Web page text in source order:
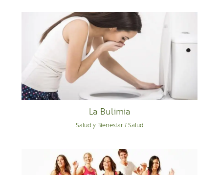
La Bulimia
Salud y Bienestar/Salud